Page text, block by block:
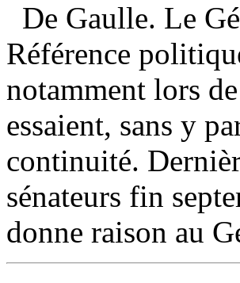
De Gaulle. Le
Référence
notamment lors
essaient, sans y
continuité.
sénateurs fin
donne raison au